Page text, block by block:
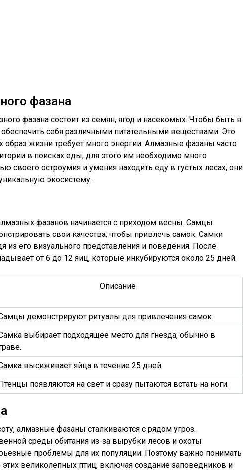
фазана
фазана состоит из семян, ягод и насекомых. Чтобы быть в
себя различными питательными веществами. Это
образ жизни требует много энергии. Алмазные фазаны часто
в поисках еды, для этого им необходимо много
своего остроумия и умения находить еду в густых лесах, они
экосистему.
фазанов начинается с приходом весны. Самцы
свои качества, чтобы привлечь самок. Самки
из его визуального представления и поведения. После
от 6 до 12 яиц, которые инкубируются около 25 дней.
Описание
демонстрируют ритуалы для привлечения самок.
выбирает подходящее место для гнезда, обычно в
высиживает яйца в течение 25 дней.
появляются на свет и сразу пытаются встать на ноги.
алмазные фазаны сталкиваются с рядом угроз.
среды обитания из-за вырубки лесов и охоты
проблемы для их популяции. Поэтому важно понимать
великолепных птиц, включая создание заповедников и